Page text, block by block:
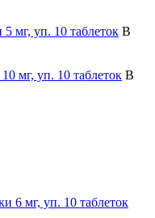
5 мг, уп. 10 таблеток В
мг, уп. 10 таблеток В
6 мг, уп. 10 таблеток